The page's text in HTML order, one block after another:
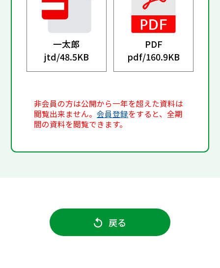
一太郎
jtd/48.5KB
PDF
pdf/160.9KB
非会員の方は公開から一年を超えた資料は
閲覧出来ません。会員登録をすると、全期
間の資料を閲覧できます。
戻る